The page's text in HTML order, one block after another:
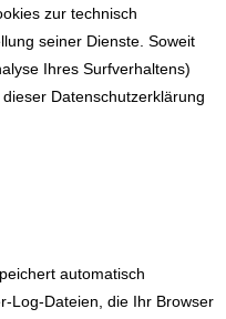
zur technisch
seiner Dienste. Soweit
Ihres Surfverhaltens)
Datenschutzerklärung
automatisch
Log-Dateien, die Ihr Browser